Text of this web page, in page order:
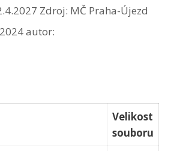
Zdroj: MČ Praha-Újezd
autor:
Velikost
souboru